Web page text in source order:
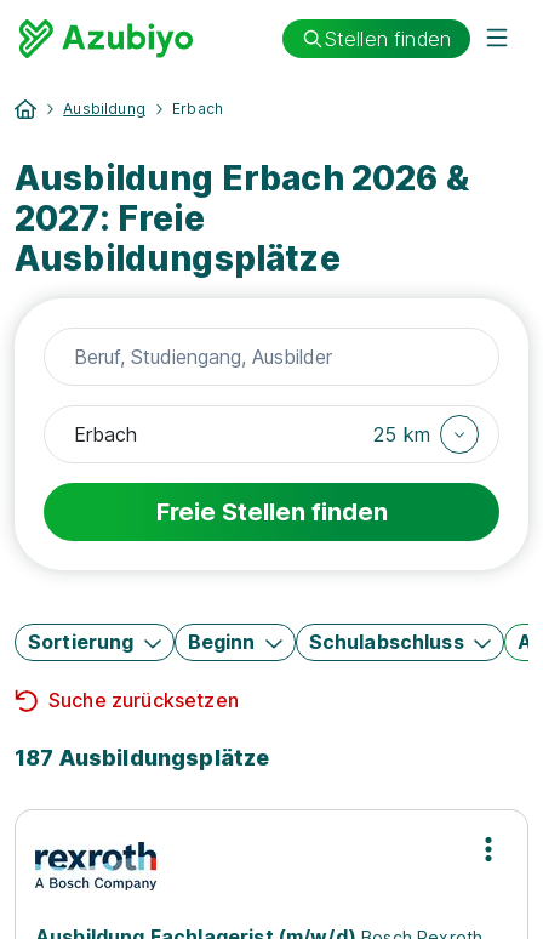
Stellen finden
Ausbildung Erbach
Ausbildung Erbach 2026 &
2027: Freie
Ausbildungsplätze
25 km
Freie Stellen finden
Sortierung Beginn Schulabschluss
Suche zurücksetzen
187 Ausbildungsplätze